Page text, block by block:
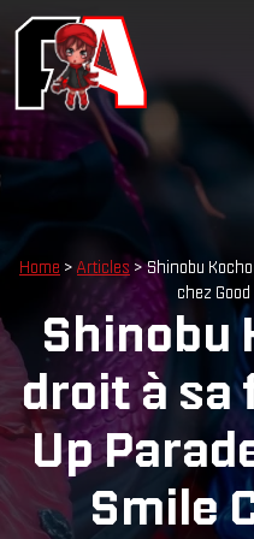
Home > Articles > Shinobu
chez
Shinobu
droit à sa
Up
Smile